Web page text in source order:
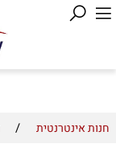
חנות אינטרנטית /